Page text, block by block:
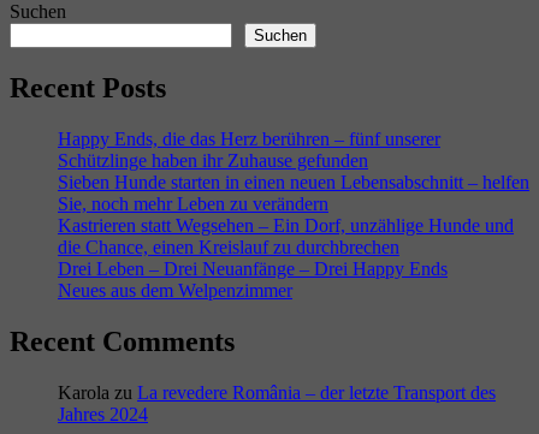
Suchen
Suchen
Recent Posts
Happy Ends, die das Herz berühren – fünf unserer
Schützlinge haben ihr Zuhause gefunden
Sieben Hunde starten in einen neuen Lebensabschnitt – helfen
Sie, noch mehr Leben zu verändern
Kastrieren statt Wegsehen – Ein Dorf, unzählige Hunde und
die Chance, einen Kreislauf zu durchbrechen
Drei Leben – Drei Neuanfänge – Drei Happy Ends
Neues aus dem Welpenzimmer
Recent Comments
Karola zu La revedere România – der letzte Transport des
Jahres 2024